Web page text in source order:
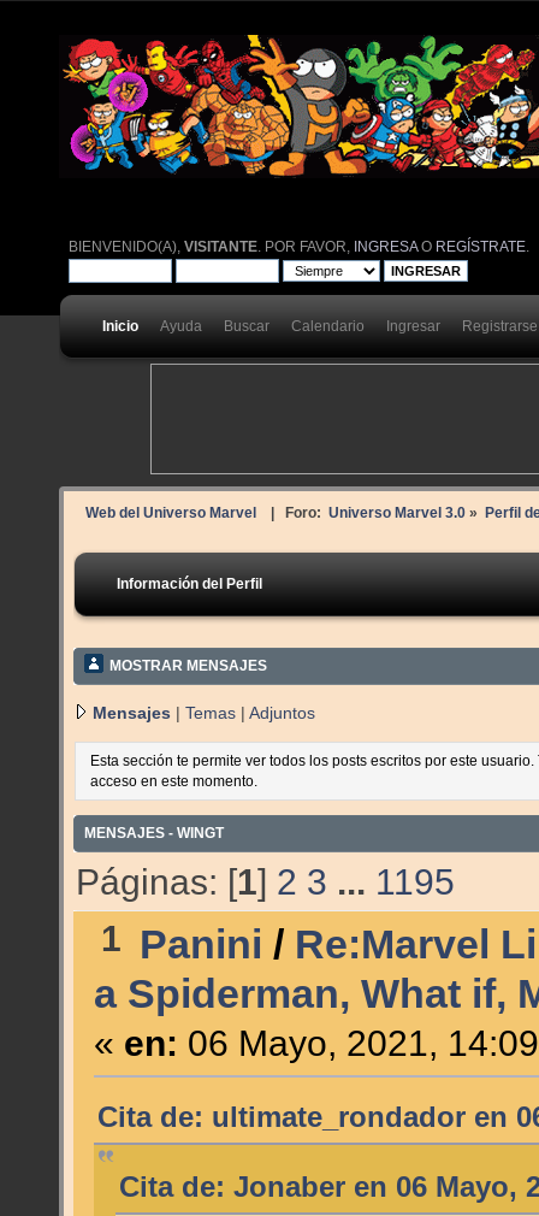
BIENVENIDO(A),VISITANTE . POR FAVOR, INGRESAO REGÍSTRATE
Inicio Ayuda Buscar Calendario Ingresar Registrarse
Web del Universo Marvel | Foro: Universo Marvel 3.0» Perfil
Información del Perfil
MOSTRAR MENSAJES
Mensajes | Temas | Adjuntos
Esta sección te permite ver todos los posts escritos por este
acceso en este momento.
MENSAJES - WINGT
Páginas: [1] 2 3 ... 1195
1 Panini / Re:Marvel
a Spiderman, What if,
« en: 06 Mayo, 2021,
Cita de: ultimate_rondador en
Cita de: Jonaber en 06 Mayo,